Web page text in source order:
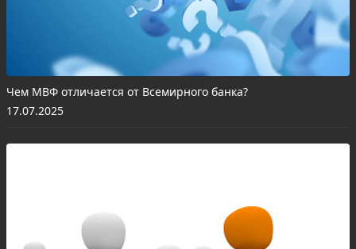
Чем МВФ отличается от Всемирного банка?
17.07.2025